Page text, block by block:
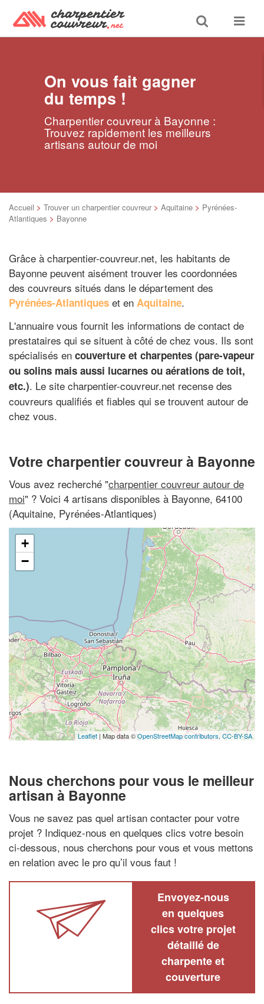
Toggle
search
Toggle
On vous fait gagner
du temps !
Charpentier couvreur à Bayonne :
Trouvez rapidement les meilleurs
artisans autour de moi
Accueil > Trouver un charpentier couvreur > Aquitaine > Pyrénées-
Atlantiques > Bayonne
Grâce à charpentier-couvreur.net, les habitants de
Bayonne peuvent aisément trouver les coordonnées
des couvreurs situés dans le département des
Pyrénées-Atlantiques et en Aquitaine.
L'annuaire vous fournit les informations de contact de
prestataires qui se situent à côté de chez vous. Ils sont
spécialisés en couverture et charpentes (pare-vapeur
ou solins mais aussi lucarnes ou aérations de toit,
etc.). Le site charpentier-couvreur.net recense des
couvreurs qualifiés et fiables qui se trouvent autour de
chez vous.
Votre charpentier couvreur à Bayonne
Vous avez recherché "charpentier couvreur autour de
moi" ? Voici 4 artisans disponibles à Bayonne, 64100
(Aquitaine, Pyrénées-Atlantiques)
+
−
Leaflet | Map data ©OpenStreetMap contributors, CC-BY-SA
Nous cherchons pour vous le meilleur
artisan à Bayonne
Vous ne savez pas quel artisan contacter pour votre
projet ? Indiquez-nous en quelques clics votre besoin
ci-dessous, nous cherchons pour vous et vous mettons
en relation avec le pro qu’il vous faut !
Envoyez-nous
en quelques
clics votre projet
détaillé de
charpente et
couverture